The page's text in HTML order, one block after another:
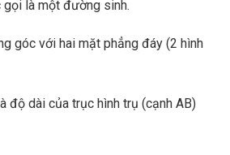
là một đường sinh.
góc với hai mặt phẳng đáy (2 hình
độ dài của trục hình trụ (cạnh AB)